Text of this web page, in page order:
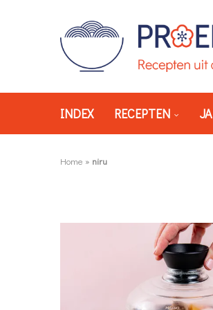
INDEX RECEPTEN
Home » niru